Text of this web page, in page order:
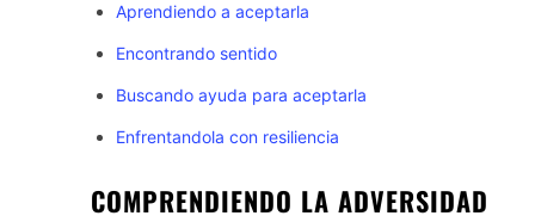
Aprendiendo a aceptarla
Encontrando sentido
Buscando ayuda para aceptarla
Enfrentandola con resiliencia
COMPRENDIENDO LA ADVERSIDAD